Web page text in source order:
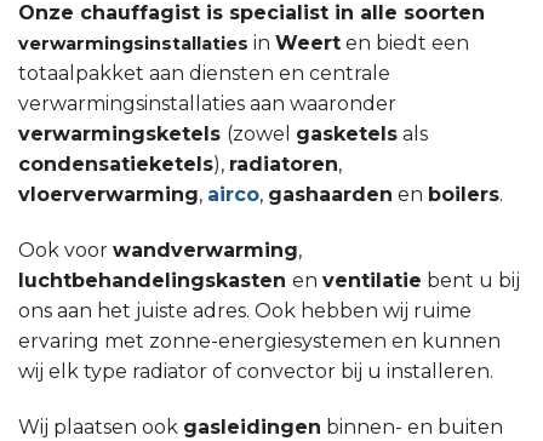
Onze chauffagist is specialist in alle soorten
verwarmingsinstallaties in Weert en biedt een
totaalpakket aan diensten en centrale
verwarmingsinstallaties aan waaronder
verwarmingsketels (zowel gasketels als
condensatieketels), radiatoren,
vloerverwarming, airco, gashaarden en boilers.
Ook voor wandverwarming,
luchtbehandelingskasten en ventilatie bent u bij
ons aan het juiste adres. Ook hebben wij ruime
ervaring met zonne-energiesystemen en kunnen
wij elk type radiator of convector bij u installeren.
Wij plaatsen ook gasleidingen binnen- en buiten